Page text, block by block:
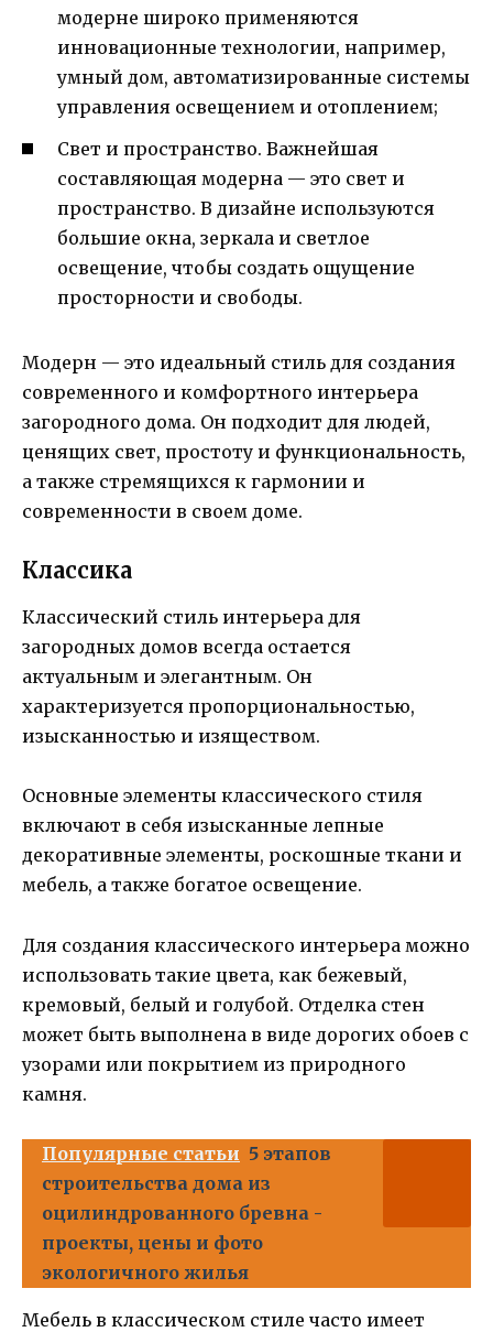
модерне широко применяются
инновационные технологии, например,
умный дом, автоматизированные системы
управления освещением и отоплением;
Свет и пространство. Важнейшая
составляющая модерна — это свет и
пространство. В дизайне используются
большие окна, зеркала и светлое
освещение, чтобы создать ощущение
просторности и свободы.
Модерн — это идеальный стиль для создания
современного и комфортного интерьера
загородного дома. Он подходит для людей,
ценящих свет, простоту и функциональность,
а также стремящихся к гармонии и
современности в своем доме.
Классика
Классический стиль интерьера для
загородных домов всегда остается
актуальным и элегантным. Он
характеризуется пропорциональностью,
изысканностью и изяществом.
Основные элементы классического стиля
включают в себя изысканные лепные
декоративные элементы, роскошные ткани и
мебель, а также богатое освещение.
Для создания классического интерьера можно
использовать такие цвета, как бежевый,
кремовый, белый и голубой. Отделка стен
может быть выполнена в виде дорогих обоев с
узорами или покрытием из природного
камня.
Популярные статьи 5 этапов
строительства дома из
оцилиндрованного бревна -
проекты, цены и фото
экологичного жилья
Мебель в классическом стиле часто имеет